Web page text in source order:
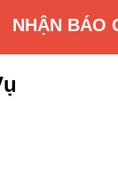
NHẬN BÁO